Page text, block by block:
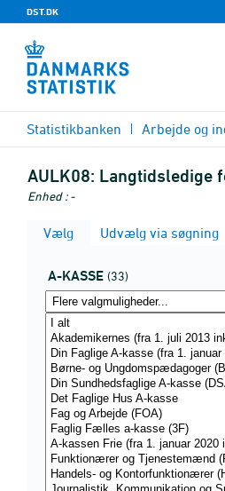
DST.DK
Statistikbanken Arbejde og
AULK08: Langtidsledige
Enhed : -
Vælg Udvælg via søgning
A-KASSE (33)